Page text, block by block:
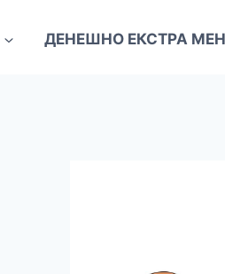
ДЕНЕШНО ЕКСТРА